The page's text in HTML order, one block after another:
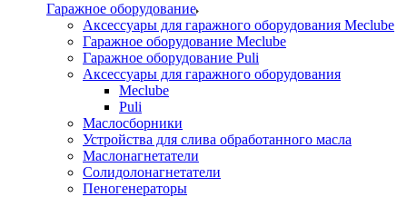
Гаражное оборудование
Аксессуары для гаражного оборудования Meclube
Гаражное оборудование Meclube
Гаражное оборудование Puli
Аксессуары для гаражного оборудования
Meclube
Puli
Маслосборники
Устройства для слива обработанного масла
Маслонагнетатели
Солидолонагнетатели
Пеногенераторы